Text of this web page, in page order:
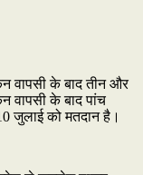
वापसी के बाद तीन और
वापसी के बाद पांच
जुलाई को मतदान है।